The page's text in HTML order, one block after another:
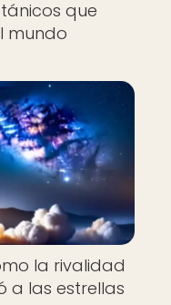
que
mundo
la rivalidad
a las estrellas